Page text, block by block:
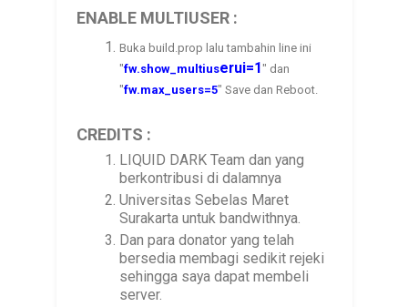
ENABLE MULTIUSER:
Buka build.prop lalu tambahin line ini
"fw.show_multiuserui=1" dan
"fw.max_users=5" Save dan Reboot.
CREDITS :
LIQUID DARK Team dan yang
berkontribusi di dalamnya
Universitas Sebelas Maret
Surakarta untuk bandwithnya.
Dan para donator yang telah
bersedia membagi sedikit rejeki
sehingga saya dapat membeli
server.